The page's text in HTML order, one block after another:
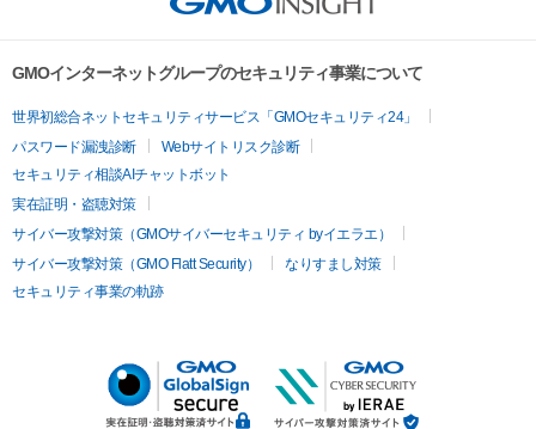
GMOインターネットグループのセキュリティ事業について
世界初総合ネットセキュリティサービス「GMOセキュリティ24」
パスワード漏洩診断
Webサイトリスク診断
セキュリティ相談AIチャットボット
実在証明・盗聴対策
サイバー攻撃対策（GMOサイバーセキュリティ byイエラエ）
サイバー攻撃対策（GMO Flatt Security）
なりすまし対策
セキュリティ事業の軌跡